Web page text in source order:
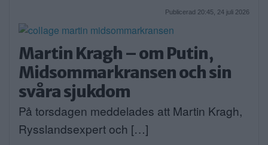
Publicerad 20:45, 24 juli 2026
Martin Kragh – om Putin,
Midsommarkransen och sin
svåra sjukdom
På torsdagen meddelades att Martin Kragh,
Rysslandsexpert och […]